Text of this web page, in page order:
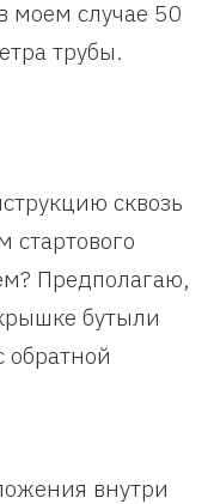
моем случае 50
трубы.
сквозь
стартового
Предполагаю,
бутыли
обратной
внутри